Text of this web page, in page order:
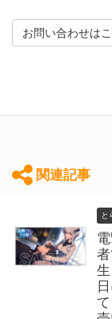
お問い合わせは
関連記事
と